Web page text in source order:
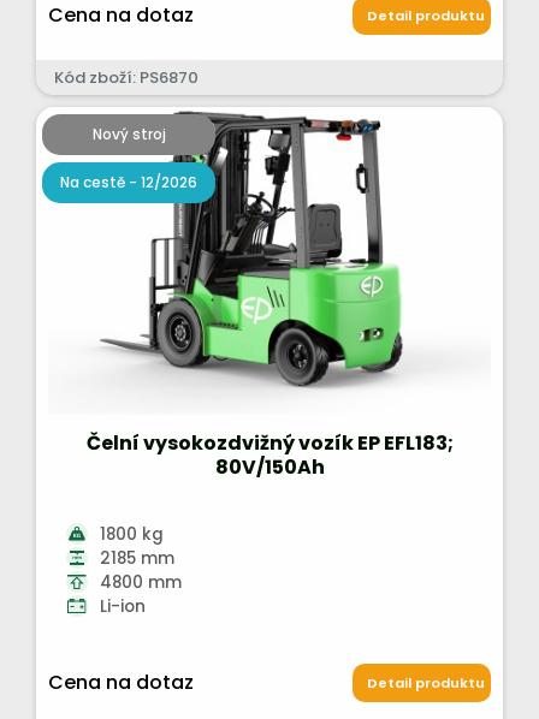
Cena na dotaz Detail produktu
Kód zboží: PS6870
Nový stroj
Na cestě - 12/2026
Čelní vysokozdvižný vozík EP EFL183;
80V/150Ah
1800 kg
2185 mm
4800 mm
Li-ion
Cena na dotaz Detail produktu